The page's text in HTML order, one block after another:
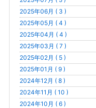
2025年06月 ( 3 )
2025年05月 ( 4 )
2025年04月 ( 4 )
2025年03月 ( 7 )
2025年02月 ( 5 )
2025年01月 ( 9 )
2024年12月 ( 8 )
2024年11月 ( 10 )
2024年10月 ( 6 )